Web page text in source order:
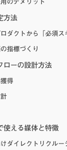
のデメリット
方法
ダクトから「必須ス
指標づくり
ローの設計方法
得
使える媒体と特徴
ダイレクトリクルー